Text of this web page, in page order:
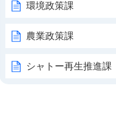
環境政策課
農業政策課
シャトー再生推進課